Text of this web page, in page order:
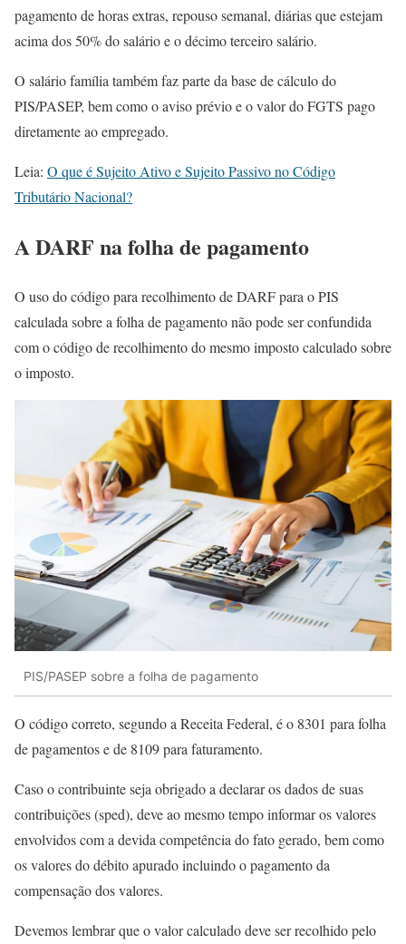
pagamento de horas extras, repouso semanal, diárias que estejam
acima dos 50% do salário e o décimo terceiro salário.
O salário família também faz parte da base de cálculo do
PIS/PASEP, bem como o aviso prévio e o valor do FGTS pago
diretamente ao empregado.
Leia: O que é Sujeito Ativo e Sujeito Passivo no Código
Tributário Nacional?
A DARF na folha de pagamento
O uso do código para recolhimento de DARF para o PIS
calculada sobre a folha de pagamento não pode ser confundida
com o código de recolhimento do mesmo imposto calculado sobre
o imposto.
PIS/PASEP sobre a folha de pagamento
O código correto, segundo a Receita Federal, é o 8301 para folha
de pagamentos e de 8109 para faturamento.
Caso o contribuinte seja obrigado a declarar os dados de suas
contribuições (sped), deve ao mesmo tempo informar os valores
envolvidos com a devida competência do fato gerado, bem como
os valores do débito apurado incluindo o pagamento da
compensação dos valores.
Devemos lembrar que o valor calculado deve ser recolhido pelo